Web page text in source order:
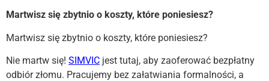
Martwisz się zbytnio o koszty, które poniesiesz?
Martwisz się zbytnio o koszty, które poniesiesz?
Nie martw się! SIMVIC jest tutaj, aby zaoferować bezpłatny
odbiór złomu. Pracujemy bez załatwiania formalności, a